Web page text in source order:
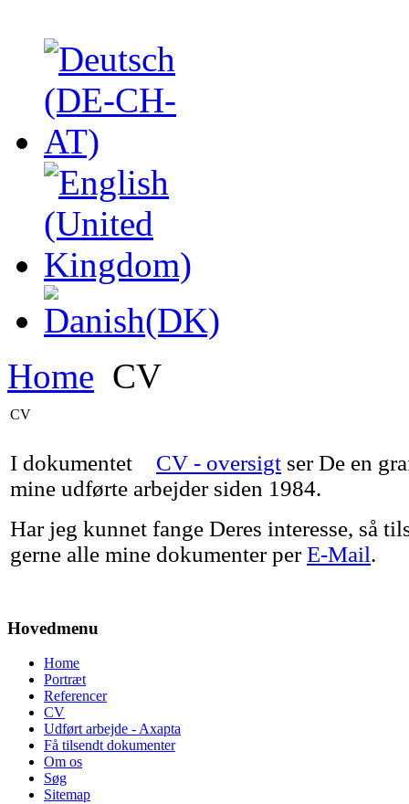
Home CV
CV
I dokumentet CV - oversigt ser De en
mine udførte arbejder siden 1984.
Har jeg kunnet fange Deres interesse, så
gerne alle mine dokumenter perE-Mail.
Hovedmenu
Home
Portræt
Referencer
CV
Udført arbejde - Axapta
Få tilsendt dokumenter
Om os
Søg
Sitemap